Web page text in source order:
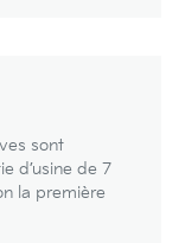
sont
d’usine de 7
la première